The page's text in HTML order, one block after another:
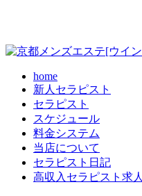
home
新人セラピスト
セラピスト
スケジュール
料金システム
当店について
セラピスト日記
高収入セラピスト求人